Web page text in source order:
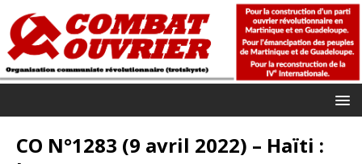
CO N°1283 (9 avril 2022) – Haïti :